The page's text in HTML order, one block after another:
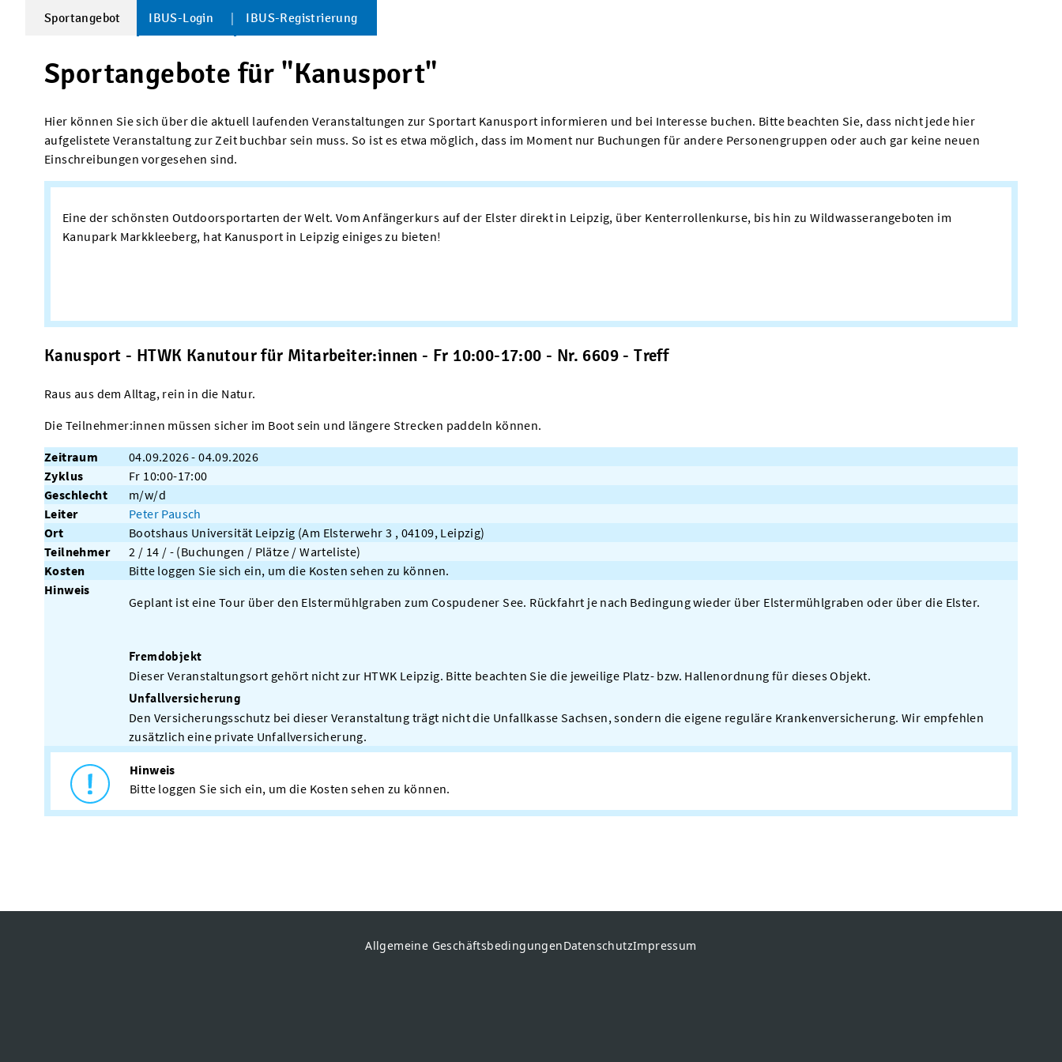
Sportangebot IBUS-Login IBUS-Registrierung
Sportangebote für "Kanusport"
Hier können Sie sich über die aktuell laufenden Veranstaltungen zur Sportart Kanusport informieren und bei Interesse buchen. Bitte beachten Sie, dass nicht jede hier
aufgelistete Veranstaltung zur Zeit buchbar sein muss. So ist es etwa möglich, dass im Moment nur Buchungen für andere Personengruppen oder auch gar keine neuen
Einschreibungen vorgesehen sind.
Eine der schönsten Outdoorsportarten der Welt. Vom Anfängerkurs auf der Elster direkt in Leipzig, über Kenterrollenkurse, bis hin zu Wildwasserangeboten im
Kanupark Markkleeberg, hat Kanusport in Leipzig einiges zu bieten!
Kanusport - HTWK Kanutour für Mitarbeiter:innen - Fr 10:00-17:00 - Nr. 6609 - Treff
Raus aus dem Alltag, rein in die Natur.
Die Teilnehmer:innen müssen sicher im Boot sein und längere Strecken paddeln können.
Zeitraum
04.09.2026 - 04.09.2026
Zyklus
Fr 10:00-17:00
Geschlecht
m/w/d
Leiter
Peter Pausch
Ort
Bootshaus Universität Leipzig (Am Elsterwehr 3 , 04109, Leipzig)
Teilnehmer
2 / 14 / - (Buchungen / Plätze / Warteliste)
Kosten
Bitte loggen Sie sich ein, um die Kosten sehen zu können.
Hinweis
Geplant ist eine Tour über den Elstermühlgraben zum Cospudener See. Rückfahrt je nach Bedingung wieder über Elstermühlgraben oder über die Elster.
Fremdobjekt
Dieser Veranstaltungsort gehört nicht zur HTWK Leipzig. Bitte beachten Sie die jeweilige Platz- bzw. Hallenordnung für dieses Objekt.
Unfallversicherung
Den Versicherungsschutz bei dieser Veranstaltung trägt nicht die Unfallkasse Sachsen, sondern die eigene reguläre Krankenversicherung. Wir empfehlen
zusätzlich eine private Unfallversicherung.
Hinweis
Bitte loggen Sie sich ein, um die Kosten sehen zu können.
Allgemeine GeschäftsbedingungenDatenschutzImpressum